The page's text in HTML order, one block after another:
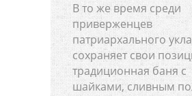
В то же время среди
приверженцев
патриархального
сохраняет свои
традиционная баня с
шайками, сливным